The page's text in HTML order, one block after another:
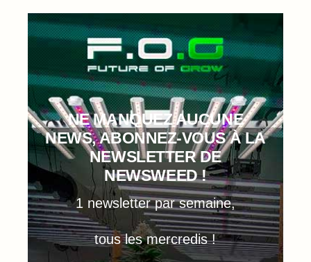
NE MANQUEZ AUCUNE
NEWS, ABONNEZ-VOUS À LA
NEWSLETTER DE
NEWSWEED !
1 newsletter par semaine,
tous les mercredis !